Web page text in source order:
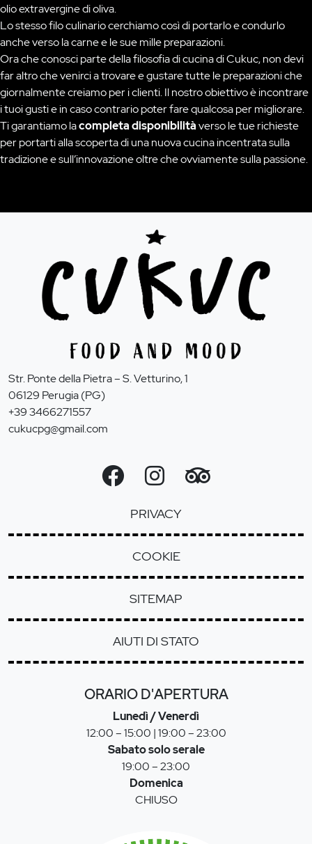
olio extravergine di oliva.
Lo stesso filo culinario cerchiamo così di portarlo e condurlo
anche verso la carne e le sue mille preparazioni.
Ora che conosci parte della filosofia di cucina di Cukuc, non devi
far altro che venirci a trovare e gustare tutte le preparazioni che
giornalmente creiamo per i clienti. Il nostro obiettivo è incontrare
i tuoi gusti e in caso contrario poter fare qualcosa per migliorare.
Ti garantiamo lacompleta disponibilitàverso le tue richieste
per portarti alla scoperta di una nuova cucina incentrata sulla
tradizione e sull’innovazione oltre che ovviamente sulla passione.
Str. Ponte della Pietra – S. Vetturino, 1
06129 Perugia (PG)
+39 3466271557
cukucpg@gmail.com
PRIVACY
COOKIE
SITEMAP
AIUTI DI STATO
ORARIO D'APERTURA
Lunedì / Venerdì
12:00 – 15:00 | 19:00 – 23:00
Sabato solo serale
19:00 – 23:00
Domenica
CHIUSO